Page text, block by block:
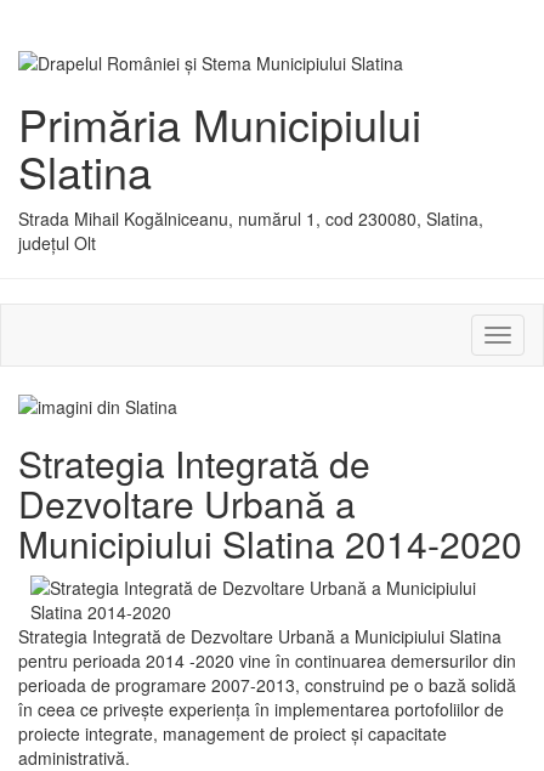
Primăria Municipiului
Slatina
Strada Mihail Kogălniceanu, numărul 1, cod 230080, Slatina,
județul Olt
sau
Strategia Integrată de
Dezvoltare Urbană a
Municipiului Slatina 2014-2020
Strategia Integrată de Dezvoltare Urbană a Municipiului Slatina
pentru perioada 2014 -2020 vine în continuarea demersurilor din
perioada de programare 2007-2013, construind pe o bază solidă
în ceea ce priveşte experienţa în implementarea portofoliilor de
proiecte integrate, management de proiect și capacitate
administrativă.